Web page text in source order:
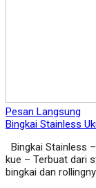
Pesan Langsung
Bingkai Stainless
Bingkai Stainless
kue – Terbuat dari
bingkai dan